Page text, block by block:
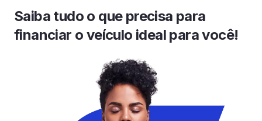
Empresas
Saiba tudo o que precisa para
financiar o veículo ideal para você!